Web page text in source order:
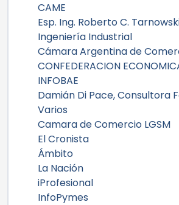
CAME
Esp. Ing. Roberto C.
Ingeniería Industrial
Cámara Argentina de
CONFEDERACION
INFOBAE
Damián Di Pace, Consultora
Varios
Camara de Comercio LGSM
El Cronista
Ámbito
La Nación
iProfesional
InfoPymes